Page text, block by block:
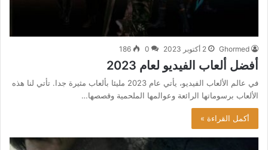
Ghormed 2 أكتوبر 2023 0
186
أفضل ألعاب الفيديو لعام 2023
في عالم الألعاب الفيديو، يأتي عام 2023 مليئا بألعاب مثيرة جدا. تأتي لنا هذه
الألعاب برسوماتها الرائعة وعوالمها الملحمية وقصصها…
أكمل القراءة »